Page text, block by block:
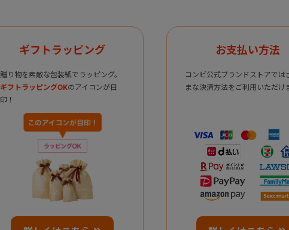
ギフトラッピング
贈り物を素敵な包装紙でラッピング。
ギフトラッピングOKのアイコンが目
印！
お支払い方法
コンビ公式ブランドストアでは
まな決済方法をご利用いただけ